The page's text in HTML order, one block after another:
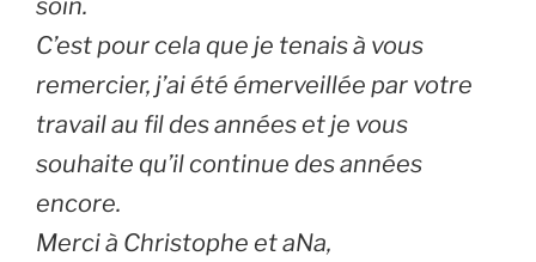
C’est pour cela que je tenais à vous
remercier, j’ai été émerveillée par votre
travail au fil des années et je vous
souhaite qu’il continue des années
encore.
Merci à Christophe et aNa,